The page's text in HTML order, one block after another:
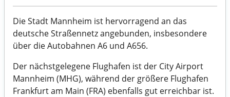
Die Stadt Mannheim ist hervorragend an das
deutsche Straßennetz angebunden, insbesondere
über die Autobahnen A6 und A656.
Der nächstgelegene Flughafen ist der City Airport
Mannheim (MHG), während der größere Flughafen
Frankfurt am Main (FRA) ebenfalls gut erreichbar ist.